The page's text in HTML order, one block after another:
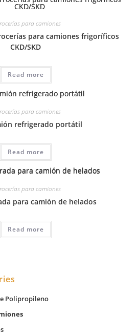
para camiones
para camiones frigoríficos
CKD/SKD
Read more
para camiones
refrigerado portátil
Read more
para camiones
para camión de helados
Read more
Polipropileno